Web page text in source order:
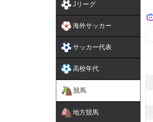
Jリーグ
海外サッカー
サッカー代表
高校年代
競馬
地方競馬